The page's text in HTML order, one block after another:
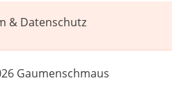
& Datenschutz
Gaumenschmaus